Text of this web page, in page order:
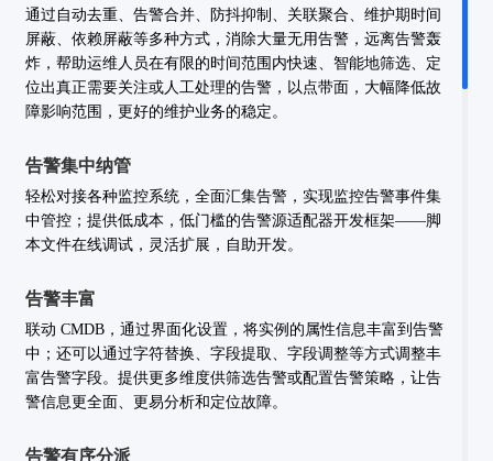
通过自动去重、告警合并、防抖抑制、关联聚合、维护期时间
屏蔽、依赖屏蔽等多种方式，消除大量无用告警，远离告警轰
炸，帮助运维人员在有限的时间范围内快速、智能地筛选、定
位出真正需要关注或人工处理的告警，以点带面，大幅降低故
障影响范围，更好的维护业务的稳定。
告警集中纳管
轻松对接各种监控系统，全面汇集告警，实现监控告警事件集
中管控；提供低成本，低门槛的告警源适配器开发框架——脚
本文件在线调试，灵活扩展，自助开发。
告警丰富
联动 CMDB，通过界面化设置，将实例的属性信息丰富到告警
中；还可以通过字符替换、字段提取、字段调整等方式调整丰
富告警字段。提供更多维度供筛选告警或配置告警策略，让告
警信息更全面、更易分析和定位故障。
告警有序分派